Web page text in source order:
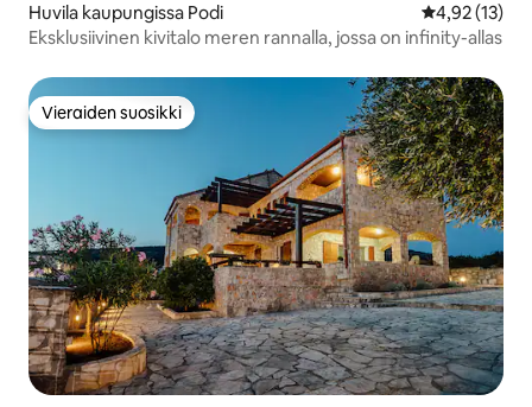
Huvila kaupungissa Podi
4,92 (13)
Eksklusiivinen kivitalo meren rannalla, jossa on infinity-allas
Vieraiden suosikki
Vieraiden suosikki